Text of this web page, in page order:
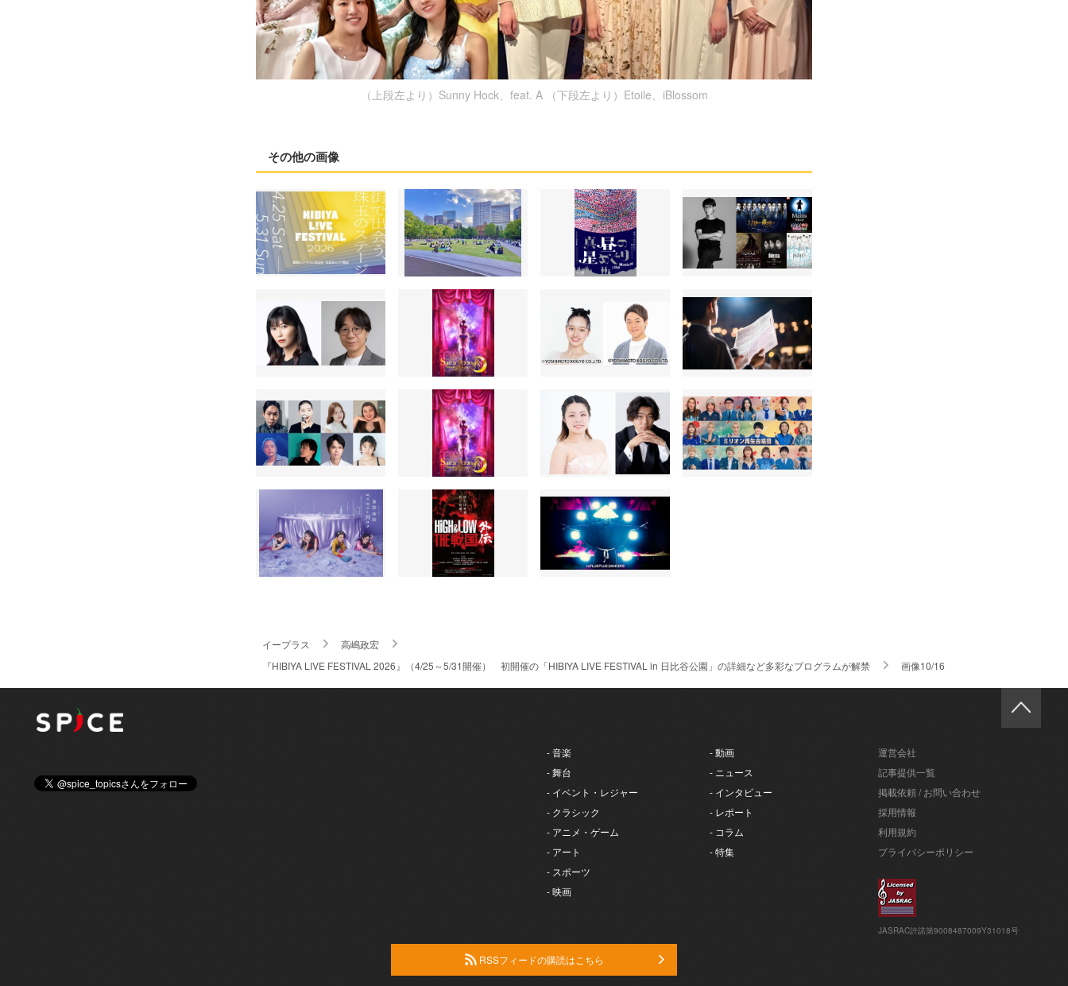
（上段左より）Sunny Hock、feat. A （下段左より）Etoile、iBlossom
その他の画像
イープラス
高嶋政宏
『HIBIYA LIVE FESTIVAL 2026』（4/25～5/31開催） 初開催の「HIBIYA LIVE FESTIVAL in 日比谷公園」の詳細など多彩なプログラムが解禁
画像10/16
- 音楽
- 舞台
- イベント・レジャー
- クラシック
- アニメ・ゲーム
- アート
- スポーツ
- 映画
- 動画
- ニュース
- インタビュー
- レポート
- コラム
- 特集
運営会社
記事提供一覧
掲載依頼 / お問い合わせ
採用情報
利用規約
プライバシーポリシー
JASRAC許諾第9008487009Y31018号
RSSフィードの購読はこちら